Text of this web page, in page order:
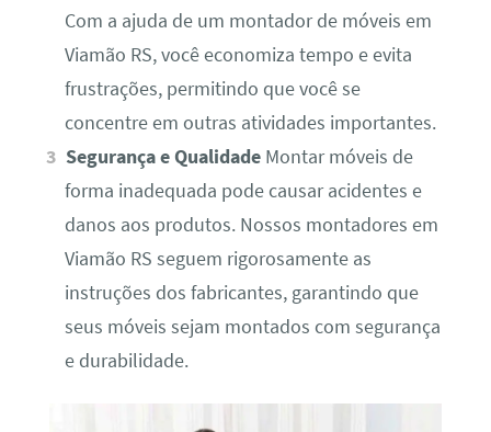
Com a ajuda de um montador de móveis em
Viamão RS, você economiza tempo e evita
frustrações, permitindo que você se
concentre em outras atividades importantes.
Segurança e Qualidade Montar móveis de
forma inadequada pode causar acidentes e
danos aos produtos. Nossos montadores em
Viamão RS seguem rigorosamente as
instruções dos fabricantes, garantindo que
seus móveis sejam montados com segurança
e durabilidade.